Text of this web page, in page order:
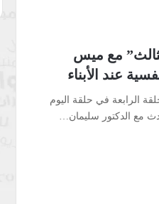
مع ميس
عند الأبناء
الرابعة في حلقة اليوم
مع الدكتور سليمان…